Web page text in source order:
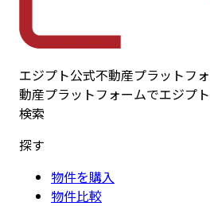
エジプト公式不動産プラットフ
動産プラットフォームでエジプ
検索
探す
物件を購入
物件比較